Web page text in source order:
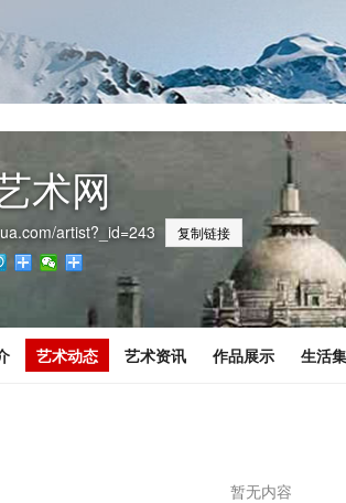
术网
artist?_id=243 复制链接
艺术动态 艺术资讯 作品展示 生活集
暂无内容